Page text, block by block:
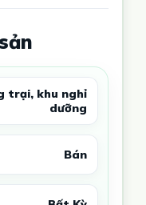
trại, khu nghỉ
dưỡng
Bán